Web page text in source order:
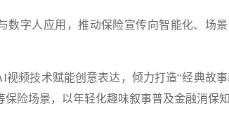
数字人应用，推动保险宣传向智能化、场
视频技术赋能创意表达，倾力打造“经典故
保险场景，以年轻化趣味叙事普及金融消保知